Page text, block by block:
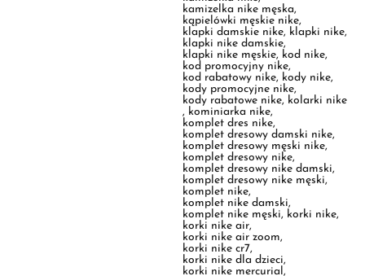
kod promocyjny nike
kod rabatowy nike,kody nike
kody promocyjne nike,
kody rabatowe nike, kolarki nike
,kominiarka nike,
komplet dres nike,
komplet dresowy damski nike
komplet dresowy męski nike,
komplet dresowy nike,
komplet dresowy nike damski,
komplet dresowy nike męski
komplet nike
komplet nike damski,
komplet nike męski,korki nike
korki nike air,
korki nike air zoom,
korki nike cr7,
korki nike dla dzieci ,
korki nike mercurial,
korki nike mercurial cr7 ,
korki nike mercurial superfly
korki nike mercurial superfly 8
korki nike phantom,
korki nike profesjonalne